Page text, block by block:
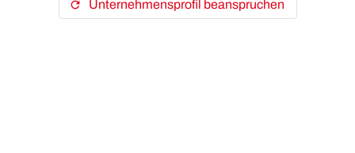
refresh Unternehmensprofil beanspruchen